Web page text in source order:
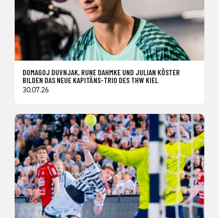
DOMAGOJ DUVNJAK, RUNE DAHMKE UND JULIAN KÖSTER
BILDEN DAS NEUE KAPITÄNS-TRIO DES THW KIEL
30.07.26